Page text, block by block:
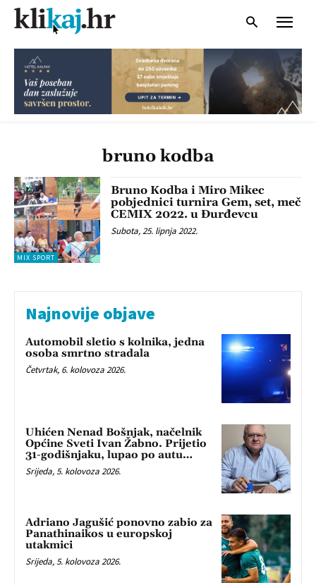
bruno kodba
MIX SPORT
Bruno Kodba i Miro Mikec
pobjednici turnira Gem, set, meč
CEMIX 2022. u Đurđevcu
Subota, 25. lipnja 2022.
Najnovije objave
Automobil sletio s kolnika, jedna
osoba smrtno stradala
Četvrtak, 6. kolovoza 2026.
Uhićen Nenad Bošnjak, načelnik
Općine Sveti Ivan Žabno. Prijetio
31-godišnjaku, lupao po autu…
Srijeda, 5. kolovoza 2026.
Adriano Jagušić ponovno zabio za
Panathinaikos u europskoj
utakmici
Srijeda, 5. kolovoza 2026.